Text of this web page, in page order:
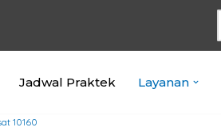
Jadwal Praktek Layanan
10160